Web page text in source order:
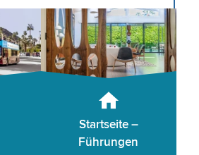
Startseite –
Führungen